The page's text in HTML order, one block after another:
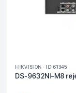
HIKVISION · ID 61345
DS-9632NI-M8